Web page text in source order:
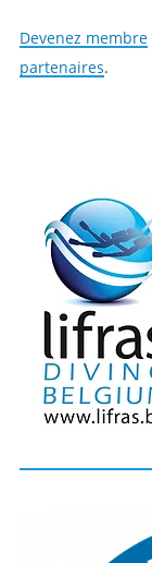
Devenez membre
partenaires.